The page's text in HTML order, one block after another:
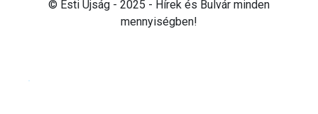
© Esti Újság - 2025 - Hírek és Bulvár minden
mennyiségben!